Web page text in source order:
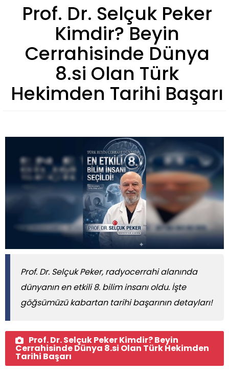
Prof. Dr. Selçuk Peker
Kimdir? Beyin
Cerrahisinde Dünya
8.si Olan Türk
Hekimden Tarihi Başarı
Prof. Dr. Selçuk Peker, radyocerrahi alanında
dünyanın en etkili 8. bilim insanı oldu. İşte
göğsümüzü kabartan tarihi başarının detayları!
Prof. Dr. Selçuk Peker Kimdir? Beyin
Cerrahisinde Dünya 8.si Olan Türk Hekimden
Tarihi Başarı